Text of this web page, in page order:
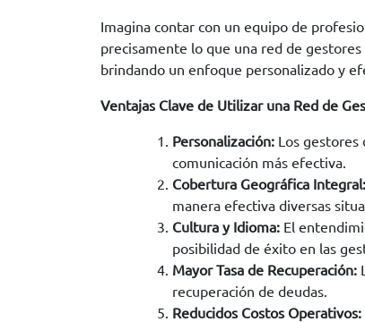
Imagina contar con un equipo de
precisamente lo que una red de
brindando un enfoque personalizado y
Ventajas Clave de Utilizar una Red de
Personalización: Los gestores
comunicación más efectiva.
Cobertura Geográfica Integral:
manera efectiva diversas
Cultura y Idioma: El
posibilidad de éxito en las
Mayor Tasa de Recuperación:
recuperación de deudas.
Reducidos Costos Operativos: